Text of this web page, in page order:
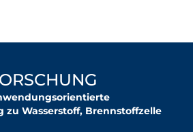
zu Wasserstoff, Brennstoffzelle